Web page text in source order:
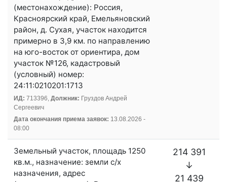
(местонахождение): Россия,
Красноярский край, Емельяновский
район, д. Сухая, участок находится
примерно в 3,9 км. по направлению
на юго-восток от ориентира, дом
участок №126, кадастровый
(условный) номер:
24:11:0210201:1713
ИД: 713396, Должник: Груздов Андрей
Сергеевич
Дата окончания приема заявок: 13.08.2026 -
08:00
Земельный участок, площадь 1250
кв.м., назначение: земли с/х
назначения, адрес
214 391
↓
21 439